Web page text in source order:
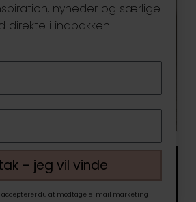
nyheder og særlige
direkte i indbakken.
– jeg vil vinde
du at modtage e-mail marketing